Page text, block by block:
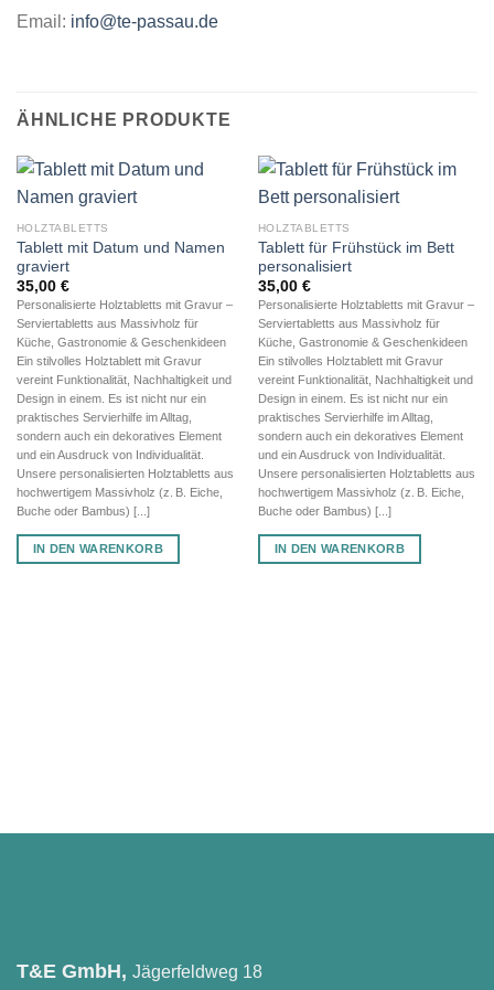
Email: info@te-passau.de
ÄHNLICHE PRODUKTE
HOLZTABLETTS
Tablett mit Datum und Namen
graviert
35,00 €
Personalisierte Holztabletts mit Gravur –
Serviertabletts aus Massivholz für
Küche, Gastronomie & Geschenkideen
Ein stilvolles Holztablett mit Gravur
vereint Funktionalität, Nachhaltigkeit und
Design in einem. Es ist nicht nur ein
praktisches Servierhilfe im Alltag,
sondern auch ein dekoratives Element
und ein Ausdruck von Individualität.
Unsere personalisierten Holztabletts aus
hochwertigem Massivholz (z. B. Eiche,
Buche oder Bambus) [...]
IN DEN WARENKORB
HOLZTABLETTS
Tablett für Frühstück im Bett
personalisiert
35,00 €
Personalisierte Holztabletts mit Gravur –
Serviertabletts aus Massivholz für
Küche, Gastronomie & Geschenkideen
Ein stilvolles Holztablett mit Gravur
vereint Funktionalität, Nachhaltigkeit und
Design in einem. Es ist nicht nur ein
praktisches Servierhilfe im Alltag,
sondern auch ein dekoratives Element
und ein Ausdruck von Individualität.
Unsere personalisierten Holztabletts aus
hochwertigem Massivholz (z. B. Eiche,
Buche oder Bambus) [...]
IN DEN WARENKORB
T&E GmbH, Jägerfeldweg 18